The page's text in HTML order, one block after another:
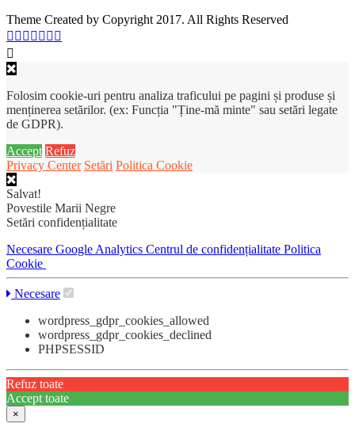
Theme Created by Copyright 2017. All Rights Reserved
Folosim cookie-uri pentru analiza traficului pe pagini și produse și
menținerea setărilor. (ex: Funcția "Ține-mă minte" sau setări legate
de GDPR).
Accept Refuz
Privacy Center Setări Politica Cookie
Salvat!
Povestile Marii Negre
Setări confidențialitate
Necesare Google Analytics Centrul de confidențialitate Politica
Cookie
Necesare
wordpress_gdpr_cookies_allowed
wordpress_gdpr_cookies_declined
PHPSESSID
Refuz toate
Accept toate
×